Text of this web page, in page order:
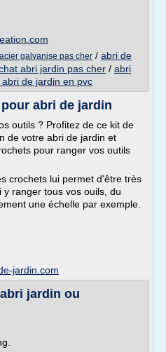
galvanise pas cher / abri de
abri jardin pas cher / abri
de jardin en pvc
abri de jardin
outils ? Profitez de ce kit de
de votre abri de jardin et
pour ranger vos outils
crochets lui permet d'être très
y ranger tous vos ouils, du
une échelle par exemple.
jardin.com
jardin ou